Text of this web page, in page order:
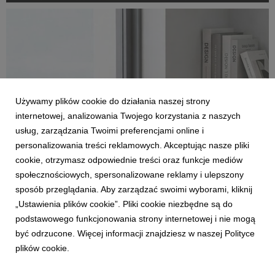
miniaturowe gabaryty z niezawodnością. Parametry...
BLACKVIEW
Pracuj gdzie chcesz - mini PC i monitory
Blackview dla freelancerów i digital nomadów
30 marca 2026
Praca poza biurem nie musi oznaczać kompromisów w kwestii
produktywności i wygody. Marka Blackview dostarcza sprzęty
stworzone z myślą o potrzebach freelancerów, pracowników
Używamy plików cookie do działania naszej strony
internetowej, analizowania Twojego korzystania z naszych
usług, zarządzania Twoimi preferencjami online i
personalizowania treści reklamowych. Akceptując nasze pliki
cookie, otrzymasz odpowiednie treści oraz funkcje mediów
społecznościowych, spersonalizowane reklamy i ulepszony
sposób przeglądania. Aby zarządzać swoimi wyborami, kliknij
„Ustawienia plików cookie”. Pliki cookie niezbędne są do
podstawowego funkcjonowania strony internetowej i nie mogą
być odrzucone. Więcej informacji znajdziesz w naszej Polityce
plików cookie.